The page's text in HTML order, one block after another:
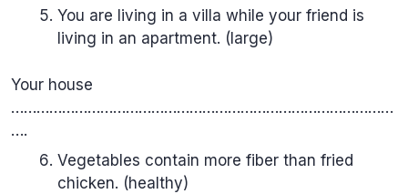
You are living in a villa while your friend is
living in an apartment. (large)
Your house
………………………………………………………………………………
….
Vegetables contain more fiber than fried
chicken. (healthy)